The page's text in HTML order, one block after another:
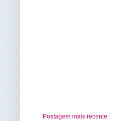
Postagem mais recente